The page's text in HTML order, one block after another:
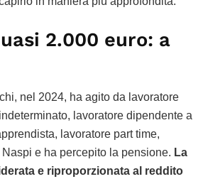
2.000 euro: a
nel 2024, ha agito da lavoratore
lavoratore dipendente a
lavoratore part time,
e ha percepito la pensione. La
e riproporzionata al reddito